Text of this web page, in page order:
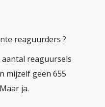
reaguurders ?
reaguursels
mijzelf geen 655
ja.